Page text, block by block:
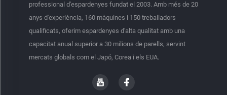
professional d'espardenyes fundat el 2003. Amb més de 20
anys d'experiència, 160 màquines i 150 treballadors
qualificats, oferim espardenyes d'alta qualitat amb una
capacitat anual superior a 30 milions de parells, servint
mercats globals com el Japó, Corea i els EUA.